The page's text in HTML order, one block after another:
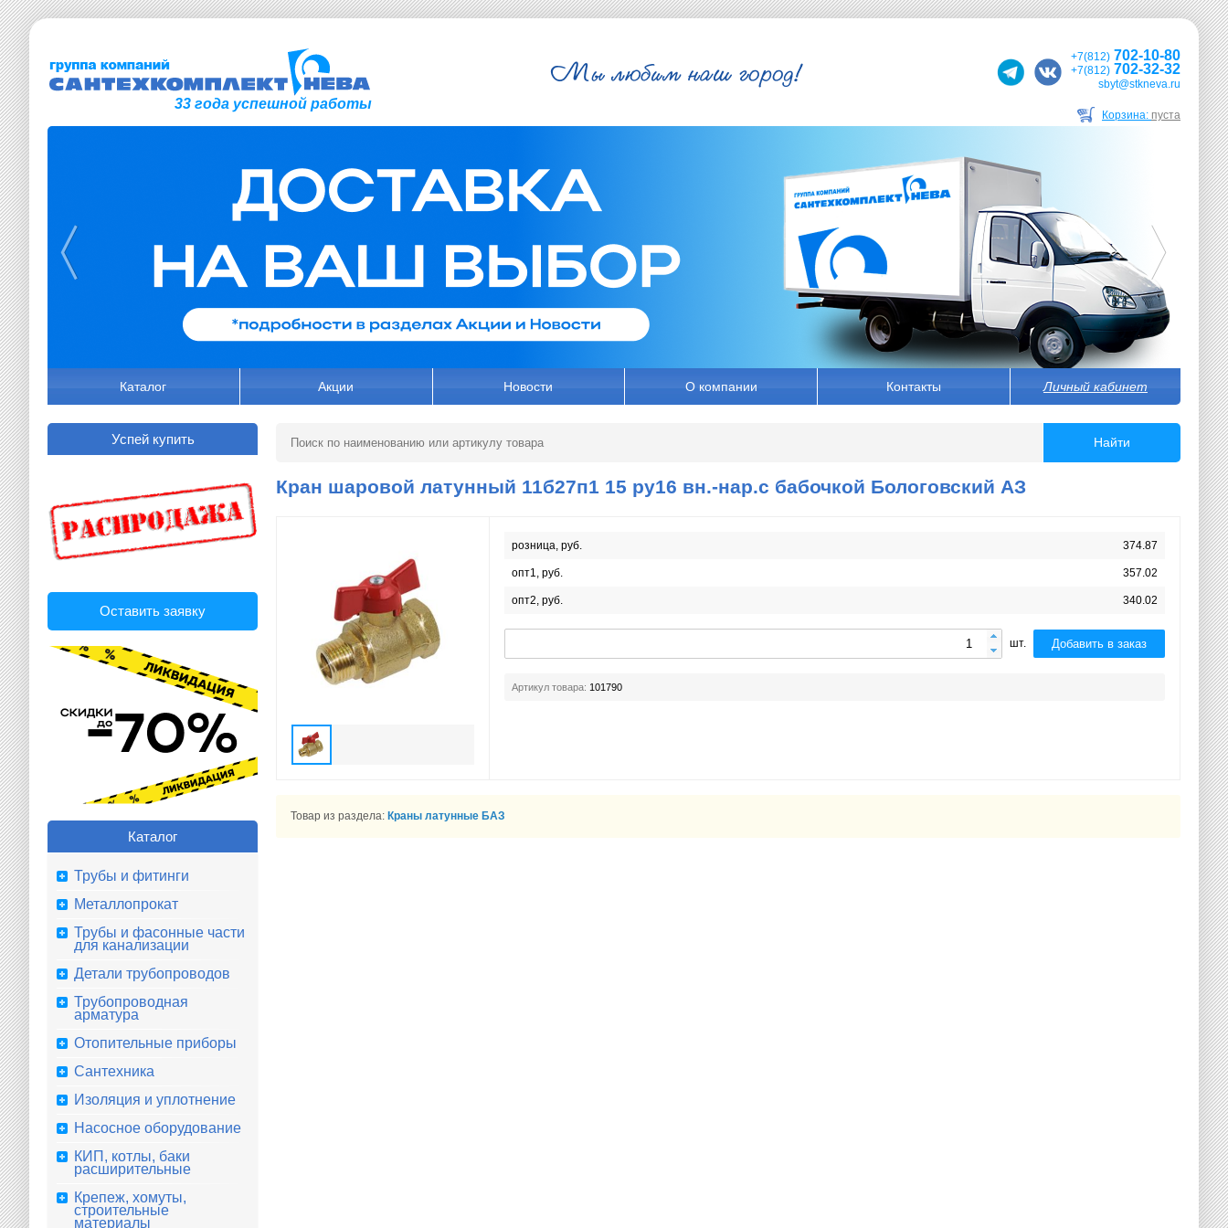
33 года успешной работы
+7(812) 702-10-80
+7(812) 702-32-32
sbyt@stkneva.ru
Корзина: пуста
Каталог Акции Новости О компании Контакты Личный кабинет
Успей купить
Оставить заявку
Каталог
Трубы и фитинги
Металлопрокат
Трубы и фасонные части
для канализации
Детали трубопроводов
Трубопроводная
арматура
Отопительные приборы
Сантехника
Изоляция и уплотнение
Насосное оборудование
КИП, котлы, баки
расширительные
Крепеж, хомуты,
строительные
материалы
Найти
Кран шаровой латунный 11б27п1 15 ру16 вн.-нар.с бабочкой Бологовский АЗ
розница, руб. 374.87
опт1, руб. 357.02
опт2, руб. 340.02
шт. Добавить в заказ
Артикул товара: 101790
Товар из раздела: Краны латунные БАЗ